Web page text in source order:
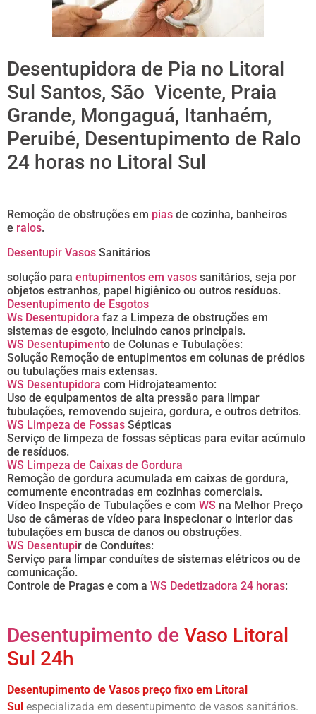
Desentupidora de Pia no Litoral
Sul Santos, São Vicente, Praia
Grande, Mongaguá, Itanhaém,
Peruibé, Desentupimento de Ralo
24 horas no Litoral Sul
Remoção de obstruções em pias de cozinha, banheiros
e ralos.
Desentupir Vasos Sanitários
solução para entupimentos em vasos sanitários, seja por
objetos estranhos, papel higiênico ou outros resíduos.
Desentupimento de Esgotos
Ws Desentupidora faz a Limpeza de obstruções em
sistemas de esgoto, incluindo canos principais.
WS Desentupimento de Colunas e Tubulações:
Solução Remoção de entupimentos em colunas de prédios
ou tubulações mais extensas.
WS Desentupidora com Hidrojateamento:
Uso de equipamentos de alta pressão para limpar
tubulações, removendo sujeira, gordura, e outros detritos.
WS Limpeza de Fossas Sépticas
Serviço de limpeza de fossas sépticas para evitar acúmulo
de resíduos.
WS Limpeza de Caixas de Gordura
Remoção de gordura acumulada em caixas de gordura,
comumente encontradas em cozinhas comerciais.
Vídeo Inspeção de Tubulações e com WS na Melhor Preço
Uso de câmeras de vídeo para inspecionar o interior das
tubulações em busca de danos ou obstruções.
WS Desentupir de Conduítes:
Serviço para limpar conduítes de sistemas elétricos ou de
comunicação.
Controle de Pragas e com a WS Dedetizadora 24 horas:
Desentupimento de Vaso Litoral
Sul 24h
Desentupimento de Vasos preço fixo em Litoral
Sul especializada em desentupimento de vasos sanitários.